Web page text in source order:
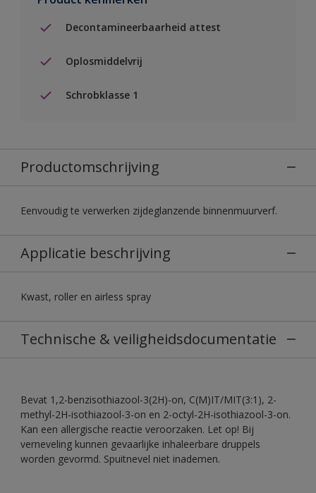
Decontamineerbaarheid attest
Oplosmiddelvrij
Schrobklasse 1
Productomschrijving
Eenvoudig te verwerken zijdeglanzende binnenmuurverf.
Applicatie beschrijving
Kwast, roller en airless spray
Technische & veiligheidsdocumentatie
Bevat 1,2-benzisothiazool-3(2H)-on, C(M)IT/MIT(3:1), 2-
methyl-2H-isothiazool-3-on en 2-octyl-2H-isothiazool-3-on.
Kan een allergische reactie veroorzaken. Let op! Bij
verneveling kunnen gevaarlijke inhaleerbare druppels
worden gevormd. Spuitnevel niet inademen.